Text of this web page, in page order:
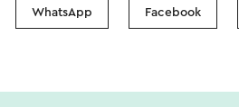
WhatsApp Facebook